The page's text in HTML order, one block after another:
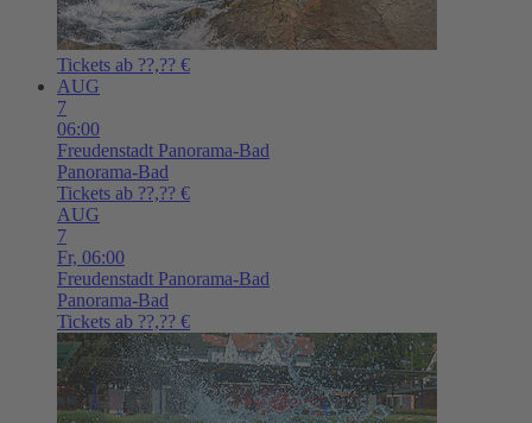
Tickets ab ??,?? €
AUG
7
06:00
Freudenstadt Panorama-Bad
Panorama-Bad
Tickets ab ??,?? €
AUG
7
Fr, 06:00
Freudenstadt Panorama-Bad
Panorama-Bad
Tickets ab ??,?? €